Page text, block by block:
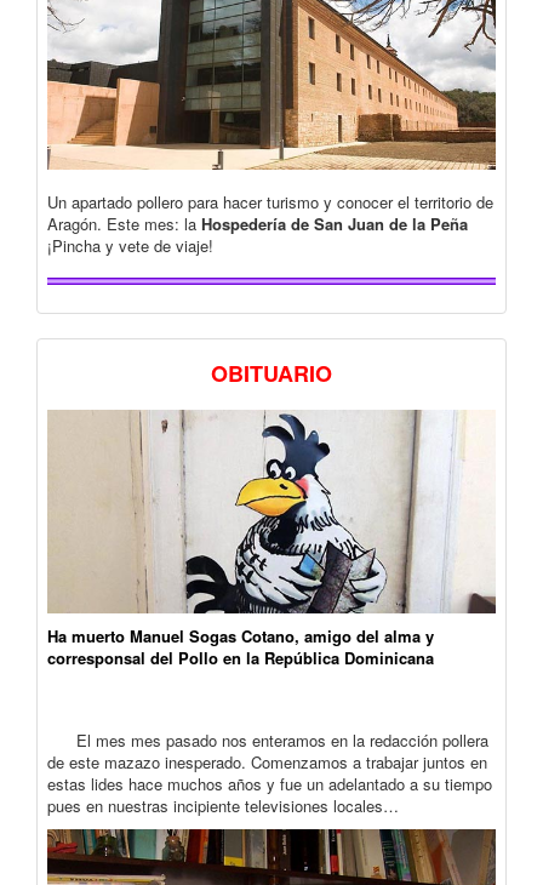
Un apartado pollero para hacer turismo y conocer el territorio de
Aragón. Este mes: la Hospedería de San Juan de la Peña
¡Pincha y vete de viaje!
OBITUARIO
Ha muerto Manuel Sogas Cotano, amigo del alma y
corresponsal del Pollo en la República Dominicana
El mes mes pasado nos enteramos en la redacción pollera
de este mazazo inesperado. Comenzamos a trabajar juntos en
estas lides hace muchos años y fue un adelantado a su tiempo
pues en nuestras incipiente televisiones locales…